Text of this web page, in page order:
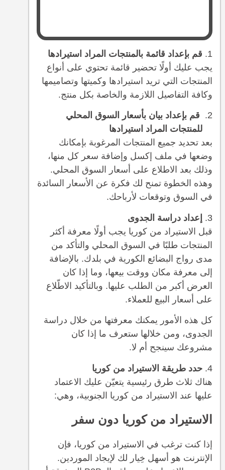
قم بإعداد قائمة بالمنتجات المراد استيرادها
يجب عليك أولًا تحضير قائمة تحتوي على أنواع
المنتجات التي تريد استيرادها وكميتها وتصاميمها
وكافة التفاصيل اللازمة والخاصة بكل منتج.
قم بإعداد بيان بأسعار السوق المحلي
للمنتجات المراد استيرادها
بعد تحديد جميع المنتجات المرغوبة بإمكانك
وضعها في ملف إكسل وإضافة سعر كل منها،
وذلك بعد الاطلاع على أسعار السوق المحلي.
وهذه الخطوة تمنح لك فكرة عن الأسعار السائدة
في السوق وتوقعات لأرباحك.
إعداد دراسة الجدوى
قبل الاستيراد من كوريا يجب أولًا معرفة أكثر
المنتجات طلبًا في السوق المحلي والتأكد من
مدى رواج البضائع الكورية في بلدك. بالإضافة
إلى معرفة مكان ووقت بيعها، وما إذا كان
العرض أكبر من الطلب عليها. وبالتأكيد الاطّلاع
على أسعار البيع للعملاء.
كل هذه الأمور يمكنك معرفتها من خلال دراسة
الجدوى، ومن خلالها ستعرف ما إذا كان
مشروعك سينجح أم لا.
حدد طريقة الاستيراد من كوريا
هناك ثلاث طرق رئيسية يتعيّن عليك الاعتماد
عليها عند الاستيراد من كوريا الجنوبية، وهي:
الاستيراد من كوريا دون سفر
إذا كنت ترغب في الاستيراد من كوريا، فإن
الإنترنت هو أسهل خِيار لك لإيجاد الموردين.